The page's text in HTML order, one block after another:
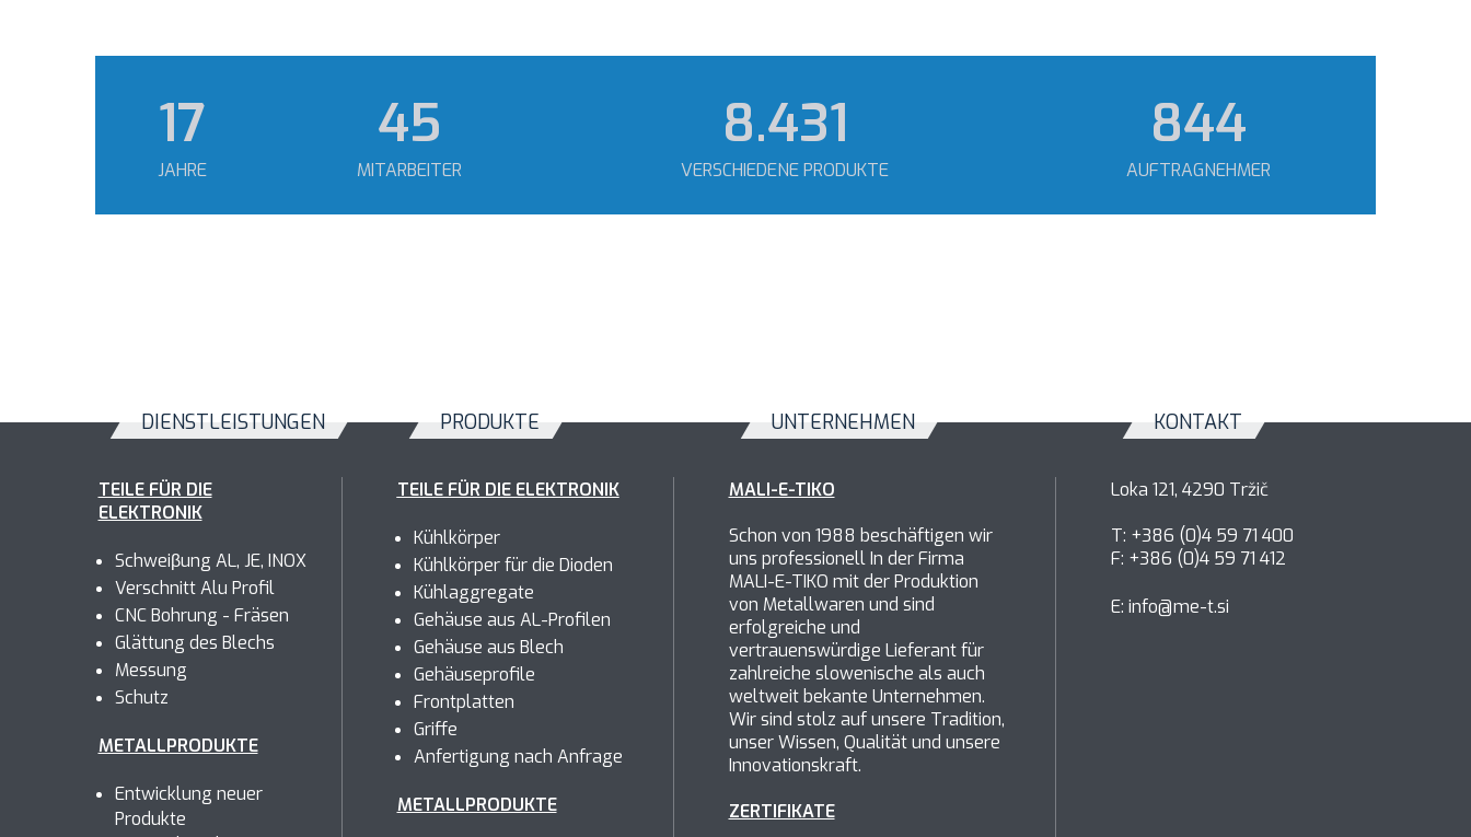
23
JAHRE
60
MITARBEITER
11.151
VERSCHIEDENE PRODUKTE
1.116
AUFTRAGNEHMER
DIENSTLEISTUNGEN
TEILE FÜR DIE
ELEKTRONIK
Schweiβung AL, JE, INOX
Verschnitt Alu Profil
CNC Bohrung - Fräsen
Glättung des Blechs
Messung
Schutz
METALLPRODUKTE
Entwicklung neuer
Produkte
PRODUKTE
TEILE FÜR DIE ELEKTRONIK
Kühlkörper
Kühlkörperfür die Dioden
Kühlaggregate
Gehäuse aus AL-Profilen
Gehäuse aus Blech
Gehäuseprofile
Frontplatten
Griffe
Anfertigung nach Anfrage
METALLPRODUKTE
UNTERNEHMEN
MALI-E-TIKO
Schon von 1988 beschäftigen wir
uns professionell In der Firma
MALI-E-TIKO mit der Produktion
von Metallwaren und sind
erfolgreiche und
vertrauenswürdige Lieferant für
zahlreiche slowenische als auch
weltweit bekante Unternehmen.
Wir sind stolz auf unsere Tradition,
unser Wissen, Qualität und unsere
Innovationskraft.
ZERTIFIKATE
KONTAKT
Loka 121, 4290 Tržič
T: +386 (0)4 59 71 400
F: +386 (0)4 59 71 412
E: info@me-t.si